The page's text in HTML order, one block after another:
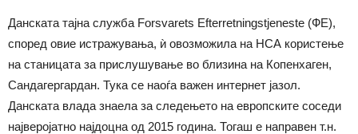
Данската тајна служба Forsvarets Efterretningstjeneste (ФЕ),
според овие истражувања, ѝ овозможила на НСА користење
на станицата за прислушување во близина на Копенхаген,
Сандагергардан. Тука се наоѓа важен интернет јазол.
Данската влада знаела за следењето на европските соседи
најверојатно најдоцна од 2015 година. Тогаш е направен т.н.